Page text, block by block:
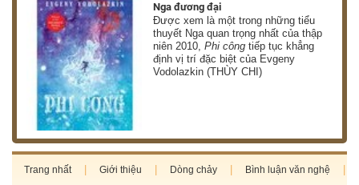
Nga đương đại
Được xem là một trong những tiểu
thuyết Nga quan trọng nhất của thập
niên 2010,Phi công tiếp tục khẳng
định vị trí đặc biệt của Evgeny
Vodolazkin (THÙY CHI)
Trang nhất Giới thiệu Dòng chảy Bình luận văn nghệ